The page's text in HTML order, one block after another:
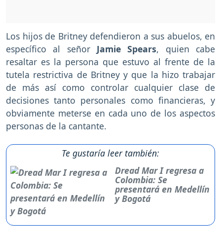
Los hijos de Britney defendieron a sus abuelos, en
específico al señorJamie Spears, quien cabe
resaltar es la persona que estuvo al frente de la
tutela restrictiva de Britney y que la hizo trabajar
de más así como controlar cualquier clase de
decisiones tanto personales como financieras, y
obviamente meterse en cada uno de los aspectos
personas de la cantante.
Te gustaría leer también:
Dread Mar I regresa a
Colombia: Se
presentará en Medellín
y Bogotá